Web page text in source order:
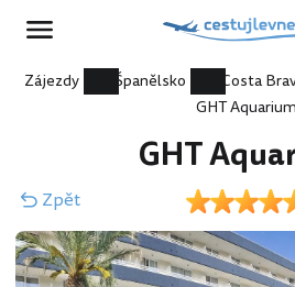
Zájezdy Španělsko Costa
GHT Aquarium
GHT
Zpět